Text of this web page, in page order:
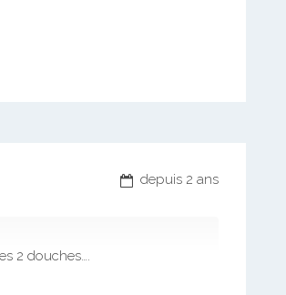
depuis 2 ans
2 douches….